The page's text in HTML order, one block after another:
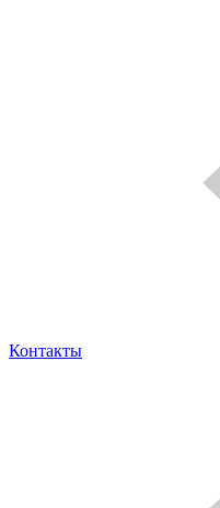
Контакты